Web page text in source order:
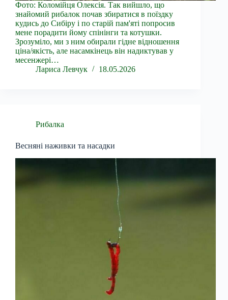
Фото: Коломійця Олексія. Так вийшло, що
знайомий рибалок почав збиратися в поїздку
кудись до Сибіру і по старій пам'яті попросив
мене порадити йому спінінги та котушки.
Зрозуміло, ми з ним обирали гідне відношення
ціна/якість, але насамкінець він надиктував у
месенжері…
Лариса Левчук
18.05.2026
Рибалка
Весняні наживки та насадки